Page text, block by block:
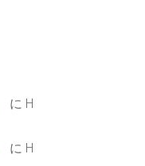
に H
に H